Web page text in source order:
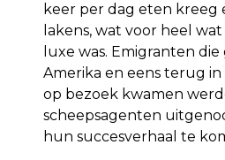
keer per dag eten kreeg
lakens, wat voor heel
luxe was. Emigranten
Amerika en eens terug
op bezoek kwamen
scheepsagenten
hun succesverhaal te